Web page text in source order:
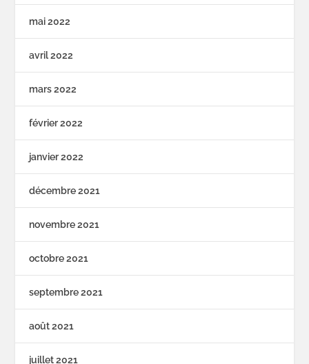
mai 2022
avril 2022
mars 2022
février 2022
janvier 2022
décembre 2021
novembre 2021
octobre 2021
septembre 2021
août 2021
juillet 2021